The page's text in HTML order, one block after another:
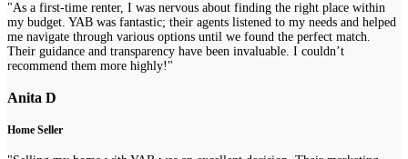
"As a first-time renter, I was nervous about finding the right place within
my budget. YAB was fantastic; their agents listened to my needs and helped
me navigate through various options until we found the perfect match.
Their guidance and transparency have been invaluable. I couldn’t
recommend them more highly!"
Anita D
Home Seller